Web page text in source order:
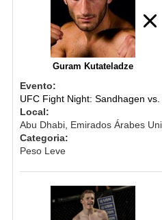
Guram Kutateladze
Evento:
UFC Fight Night: Sandhagen
Local:
Abu Dhabi, Emirados Árabes
Categoria:
Peso Leve